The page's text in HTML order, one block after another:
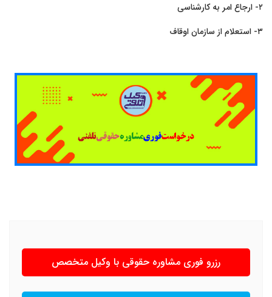
٢- ارجاع امر به کارشناسی
٣- استعلام از سازمان اوقاف
رزرو فوری مشاوره حقوقی با وکیل متخصص